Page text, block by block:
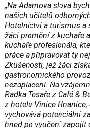
„Na Adamova slova
našich učitelů
Hotelnictví a turismus a
žáci promění z kuchaře
kuchaře profesionála,
práce a připravovat ty
Zkušenosti, jež žáci
gastronomického
nezaplacení. Na
Radka Tesaře z Café &
z hotelu Vinice
vychovává potenciální
hned po vyučení zapojit